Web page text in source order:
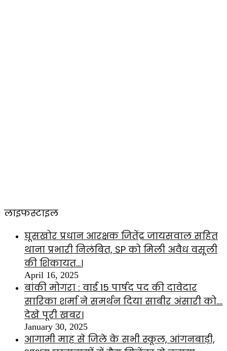
लाइफस्टाइल
घूसखोर प्रधान आरक्षक जितेंद्र जायसवाल सहित
थाना प्रभारी निलंबित, SP को मिली अवैध वसूली
की शिकायत…।
April 16, 2025
बांकी मोगरा : वार्ड 15 पार्षद पद की दावेदार
सारिका शर्मा ने समर्थन दिया साबीर अंसारी को….
देखे पूरी खबर।
January 30, 2025
आगामी माह से जिले के सभी स्कूल, आंगनबाड़ी,